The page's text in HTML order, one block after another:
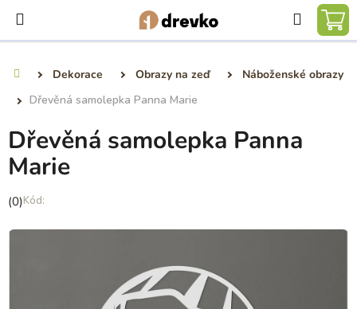
obsah
Hledat
Dekorace Obrazy na zeď
Náboženské obrazy
Dřevěná samolepka Panna Marie
Dřevěná samolepka Panna
Marie
Průměrné
produktu
(0)